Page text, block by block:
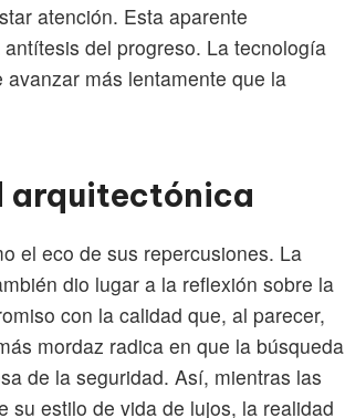
atención. Esta aparente
del progreso. La tecnología
más lentamente que la
arquitectónica
el eco de sus repercusiones. La
dio lugar a la reflexión sobre la
con la calidad que, al parecer,
mordaz radica en que la búsqueda
de la seguridad. Así, mientras las
su estilo de vida de lujos, la realidad